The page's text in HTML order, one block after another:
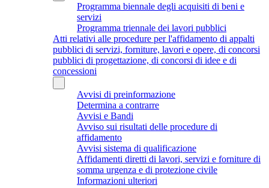
Programma biennale degli acquisiti di beni e
servizi
Programma triennale dei lavori pubblici
Atti relativi alle procedure per l'affidamento di appalti
pubblici di servizi, forniture, lavori e opere, di concorsi
pubblici di progettazione, di concorsi di idee e di
concessioni
Avvisi di preinformazione
Determina a contrarre
Avvisi e Bandi
Avviso sui risultati delle procedure di
affidamento
Avvisi sistema di qualificazione
Affidamenti diretti di lavori, servizi e forniture di
somma urgenza e di protezione civile
Informazioni ulteriori